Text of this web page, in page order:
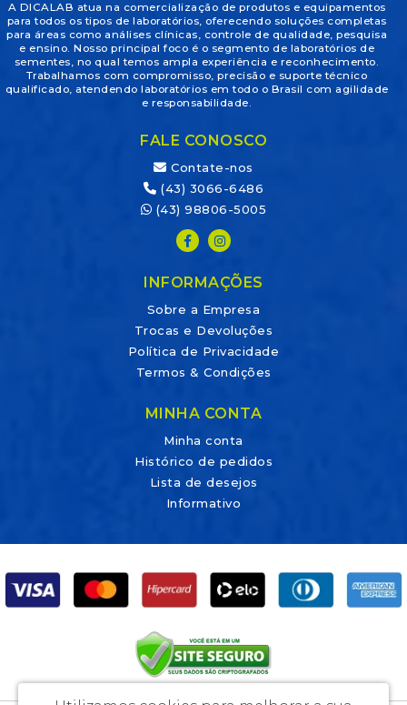
A DICALAB atua na comercialização de produtos e equipamentos
para todos os tipos de laboratórios, oferecendo soluções completas
para áreas como análises clínicas, controle de qualidade, pesquisa
e ensino. Nosso principal foco é o segmento de laboratórios de
sementes, no qual temos ampla experiência e reconhecimento.
Trabalhamos com compromisso, precisão e suporte técnico
qualificado, atendendo laboratórios em todo o Brasil com agilidade
e responsabilidade.
FALE CONOSCO
Contate-nos
(43) 3066-6486
(43) 98806-5005
INFORMAÇÕES
Sobre a Empresa
Trocas e Devoluções
Política de Privacidade
Termos & Condições
MINHA CONTA
Minha conta
Histórico de pedidos
Lista de desejos
Informativo